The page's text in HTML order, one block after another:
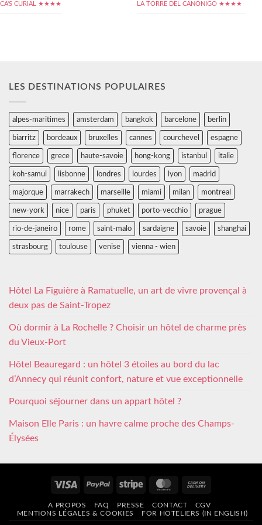
CA'S CURIAL ★★★★ LA TORRE DEL CANONIGO ★★★★
LES DESTINATIONS POPULAIRES
alpes-maritimes amsterdam bangkok barcelone berlin
biarritz bordeaux bruxelles cannes courchevel espagne
florence grece haute-savoie hong-kong istanbul italie
koh-samui lisbonne londres lourdes lyon madrid
majorque marrakech marseille miami milan montreal
new-york nice paris phuket porto-vecchio prague
rio-de-janeiro rome saint-malo sardaigne savoie shanghai
strasbourg toulouse venise vienna - wien
Hôtel La Figuière à Ramatuelle, un art de vivre provençal à
deux pas de Saint-Tropez
Où dormir à La Rochelle ? Choisir un hôtel de charme près
du Vieux-Port
Hôtel Beauregard : un hôtel 3 étoiles au bord du lac
d’Annecy qui réunit confort, nature et vue exceptionnelle
Pourquoi séjourner dans un appart hôtel ?
Maison Elle Paris : un havre calme proche des Champs-
Élysées
Visa PayPal Stripe MasterCard
Delivery
A PROPOS FAQ PRESSE CONTACT
CGV
MENTIONS LÉGALES & COOKIES
FOR HOTELIERS (IN ENGLISH)